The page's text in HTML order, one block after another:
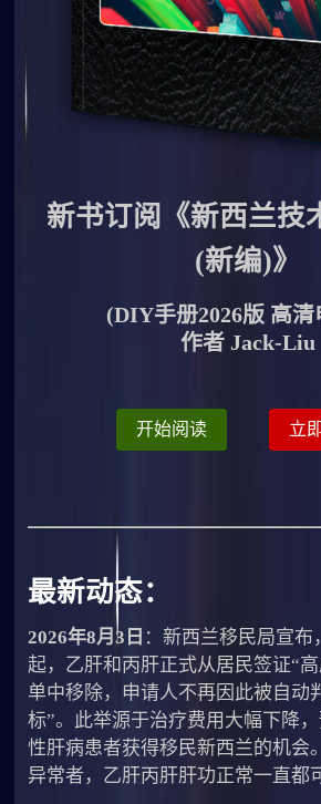
新书订阅《新西兰技
(新编)》
(DIY手册2026版 高清
作者 Jack-Liu
开始阅读 立
最新动态：
2026年8月3日 ：新西兰移民局宣布
起，乙肝和丙肝正式从居民签证“
单中移除，申请人不再因此被自动
标”。此举源于治疗费用大幅下降
性肝病患者获得移民新西兰的机会
异常者，乙肝丙肝肝功正常一直都